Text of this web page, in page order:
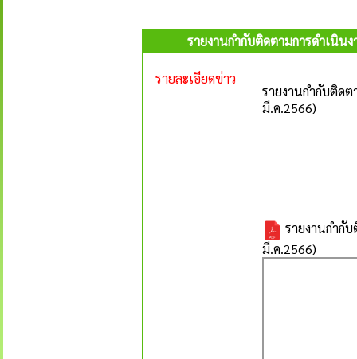
รายงานกำกับติดตามการดำเนิน
รายละเอียดข่าว
รายงานกำกับติด
มี.ค.2566)
รายงานกำกั
มี.ค.2566)